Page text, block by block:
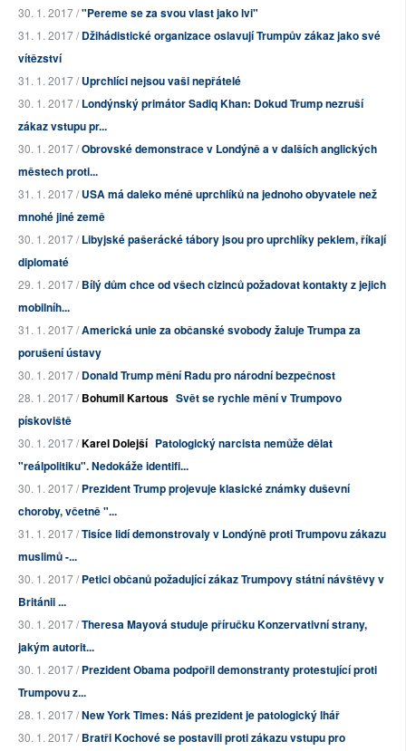
30. 1. 2017 /"Pereme se za svou vlast jako lvi"
31. 1. 2017 /Džihádistické organizace oslavují Trumpův zákaz jako své
vítězství
31. 1. 2017 /Uprchlíci nejsou vaši nepřátelé
30. 1. 2017 /Londýnský primátor Sadiq Khan: Dokud Trump nezruší
zákaz vstupu pr...
30. 1. 2017 /Obrovské demonstrace v Londýně a v dalších anglických
městech proti...
31. 1. 2017 /USA má daleko méně uprchlíků na jednoho obyvatele než
mnohé jiné země
30. 1. 2017 /Libyjské pašerácké tábory jsou pro uprchlíky peklem, říkají
diplomaté
29. 1. 2017 /Bílý dům chce od všech cizinců požadovat kontakty z jejich
mobilníh...
31. 1. 2017 /Americká unie za občanské svobody žaluje Trumpa za
porušení ústavy
30. 1. 2017 /Donald Trump mění Radu pro národní bezpečnost
28. 1. 2017 /Bohumil Kartous Svět se rychle mění v Trumpovo
pískoviště
30. 1. 2017 /Karel Dolejší Patologický narcista nemůže dělat
"reálpolitiku". Nedokáže identifi...
30. 1. 2017 /Prezident Trump projevuje klasické známky duševní
choroby, včetně "...
31. 1. 2017 /Tisíce lidí demonstrovaly v Londýně proti Trumpovu zákazu
muslimů -...
30. 1. 2017 /Petici občanů požadující zákaz Trumpovy státní návštěvy v
Británii ...
30. 1. 2017 /Theresa Mayová studuje příručku Konzervativní strany,
jakým autorit...
30. 1. 2017 /Prezident Obama podpořil demonstranty protestující proti
Trumpovu z...
28. 1. 2017 /New York Times: Náš prezident je patologický lhář
30. 1. 2017 /Bratři Kochové se postavili proti zákazu vstupu pro